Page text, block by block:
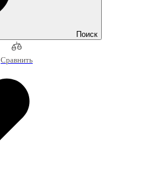
Поиск
Сравнить